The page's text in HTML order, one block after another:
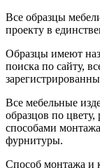
Все образцы
проекту в
Образцы имеют
поиска по сайту,
Все мебельные
образцов по
способами
фурнитуры.
Способ монтажа и